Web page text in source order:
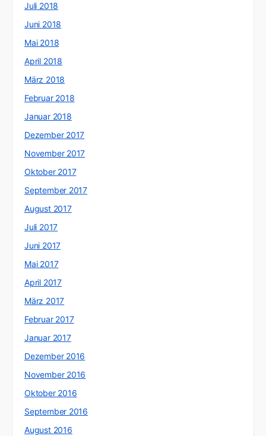
Juli 2018
Juni 2018
Mai 2018
April 2018
März 2018
Februar 2018
Januar 2018
Dezember 2017
November 2017
Oktober 2017
September 2017
August 2017
Juli 2017
Juni 2017
Mai 2017
April 2017
März 2017
Februar 2017
Januar 2017
Dezember 2016
November 2016
Oktober 2016
September 2016
August 2016